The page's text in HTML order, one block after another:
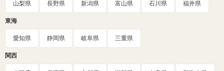
山梨県 長野県 新潟県 富山県 石川県 福井県
東海
愛知県 静岡県 岐阜県 三重県
関西